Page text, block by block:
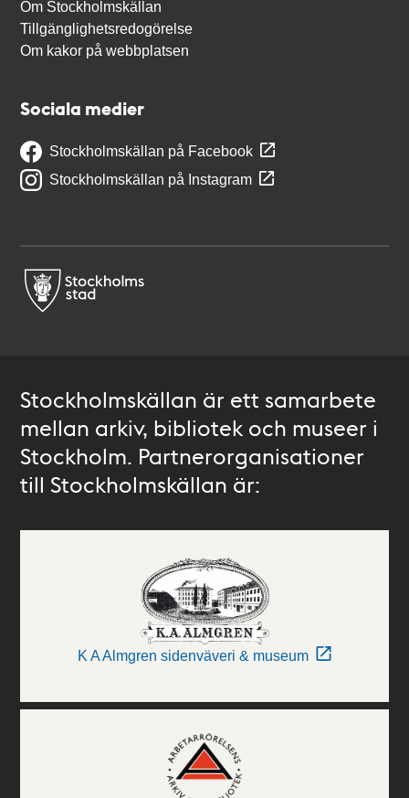
Om Stockholmskällan
Tillgänglighetsredogörelse
Om kakor på webbplatsen
Sociala medier
Stockholmskällan på Facebook
Stockholmskällan på Instagram
Stockholmskällan är ett samarbete
mellan arkiv, bibliotek och museer i
Stockholm. Partnerorganisationer
till Stockholmskällan är:
K A Almgren sidenväveri & museum